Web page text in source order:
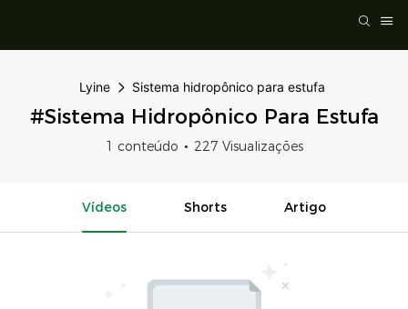
Lyine Sistema hidropônico para estufa
#Sistema Hidropônico Para Estufa
1 conteúdo 227 Visualizações
Vídeos Shorts Artigo